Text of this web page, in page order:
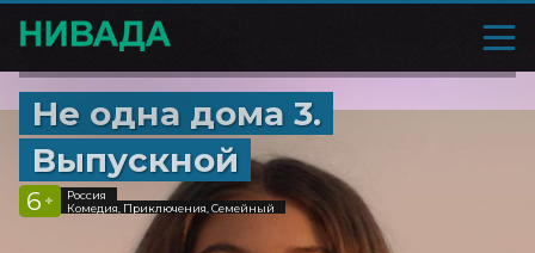
Не одна дома 3.
Выпускной
6 +
Россия
Комедия, Приключения, Семейный